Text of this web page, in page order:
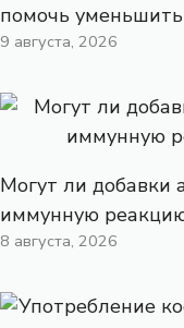
помочь
9 августа, 2026
Могут ли добавки
иммунную
8 августа, 2026